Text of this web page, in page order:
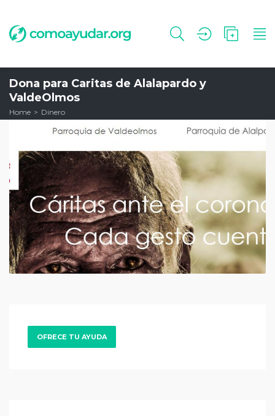
Dona para Caritas de Alalapardo y
ValdeOlmos
Home Dinero
OFRECE TU AYUDA